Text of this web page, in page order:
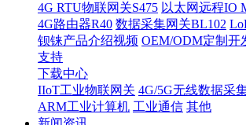
4G RTU物联网关S475 以太网远程IO
4G路由器R40 数据采集网关BL102
钡铼产品介绍视频 OEM/ODM定制开
支持
下载中心
IIoT工业物联网关 4G/5G无线数据采
ARM工业计算机 工业通信 其他